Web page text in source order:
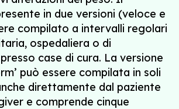
in due versioni (veloce e
compilato a intervalli regolari
ospedaliera o di
case di cura. La versione
può essere compilata in soli
direttamente dal paziente
e comprende cinque